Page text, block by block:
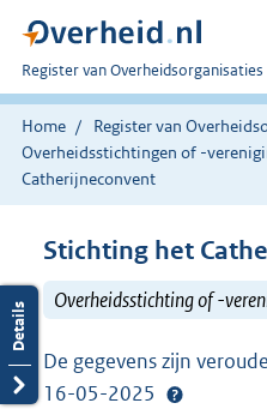
U
bent
nu
hier:
Register van Overheidsorganisaties
Home
Register van
Overheidsstichtingen of -
Catherijneconvent
Stichting het
Overheidsstichting of -
De gegevens zijn
16-05-2025